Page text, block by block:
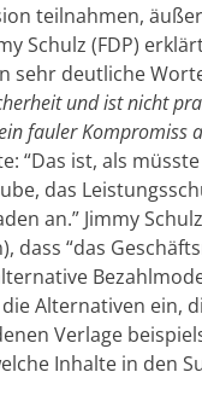
teilnahmen,
Schulz (FDP)
sehr deutliche
und ist nicht
fauler Kompromiss
“Das ist, als
das
an.” Jimmy
“das
Alternativen ein,
Verlage
Inhalte in den